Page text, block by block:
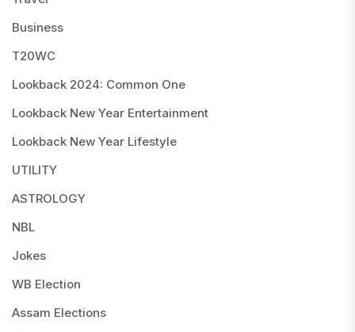
Business
T20WC
Lookback 2024: Common One
Lookback New Year Entertainment
Lookback New Year Lifestyle
UTILITY
ASTROLOGY
NBL
Jokes
WB Election
Assam Elections